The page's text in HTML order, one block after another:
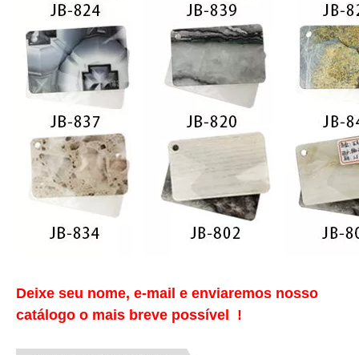
Deixe seu nome, e-mail e enviaremos nosso
catálogo o mais breve possível !